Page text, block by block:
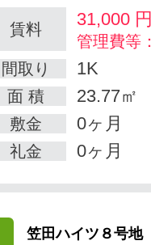
賃料 31,000 円
管理費等
間取り
1K
面 積 23.77㎡
敷金 0ヶ月
礼金 0ヶ月
笠田ハイツ８号地